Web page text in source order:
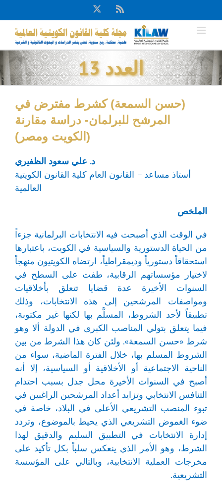
to
content
Rss
X
العدد 13
(حسن السمعة) كشرط مفترض في
المرشح للبرلمان- دراسة مقارنة
(الكويت ومصر)
د. علي سعود الظفيري
أستاذ مساعد – القانون العام كلية القانون الكويتية
العالمية
الملخص
في الوقت الذي أصبحت فيه الانتخابات البرلمانية جزءاً
من الحياة الدستورية والسياسية في الكويت، باعتبارها
استحقاقاً دستورياً وديمقراطياً، ارتضاه الكويتيون منهجاً
لاختيار مؤسساتهم الرقابية، طفت على السطح في
السنوات الأخيرة عدة قضايا تتعلق بأخلاقيات
ومواصفات المرشحين إلى هذه الانتخابات، وذلك
تطبيقاً لأحد الشروط، المسلَّم بها لكنها غير مكتوبة،
فيما يتعلق بتولي المناصب الكبرى في الدولة ألا وهو
شرط «حسن السمعة». ولئن كان هذا الشرط من بين
الشروط المسلم بها، خلال الفترة الماضية، سواء من
الناحية الاجتماعية أو الأخلاقية أو السياسية، إلا أنه
أصبح في السنوات الأخيرة محل جدل بسبب احتدام
التنافس الانتخابي وتزايد أعداد المرشحين الراغبين في
تبوء المنصب التشريعي الأعلى في البلاد، خاصة في
ضوء الغموض التشريعي الذي يحيط بالموضوع، وتردد
إدارة الانتخابات في التطبيق السليم والدقيق لهذا
الشرط، وهو الأمر الذي ينعكس سلباً بكل تأكيد على
مخرجات العملية الانتخابية، وبالتالي على المؤسسة
التشريعية.